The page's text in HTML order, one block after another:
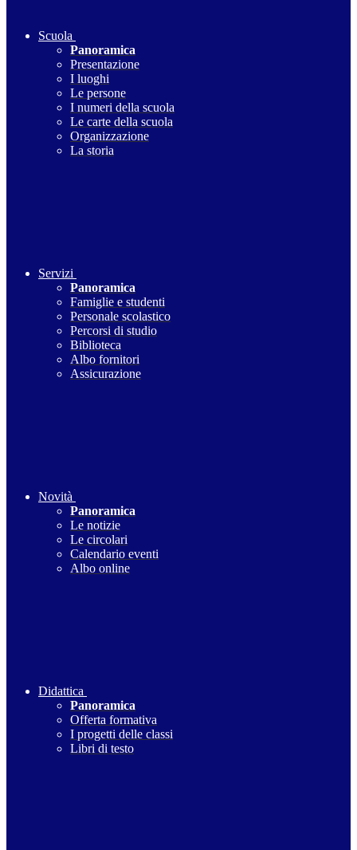
Scuola
Panoramica
Presentazione
I luoghi
Le persone
I numeri della scuola
Le carte della scuola
Organizzazione
La storia
Servizi
Panoramica
Famiglie e studenti
Personale scolastico
Percorsi di studio
Biblioteca
Albo fornitori
Assicurazione
Novità
Panoramica
Le notizie
Le circolari
Calendario eventi
Albo online
Didattica
Panoramica
Offerta formativa
I progetti delle classi
Libri di testo